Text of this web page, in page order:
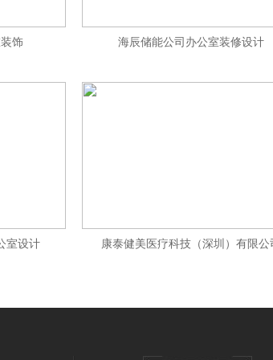
饰 海辰储能公司办公室装修设计
室设计 康泰健美医疗科技（深圳）有限公